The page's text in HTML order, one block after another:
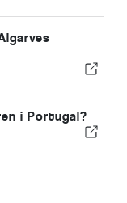
i Portugal?